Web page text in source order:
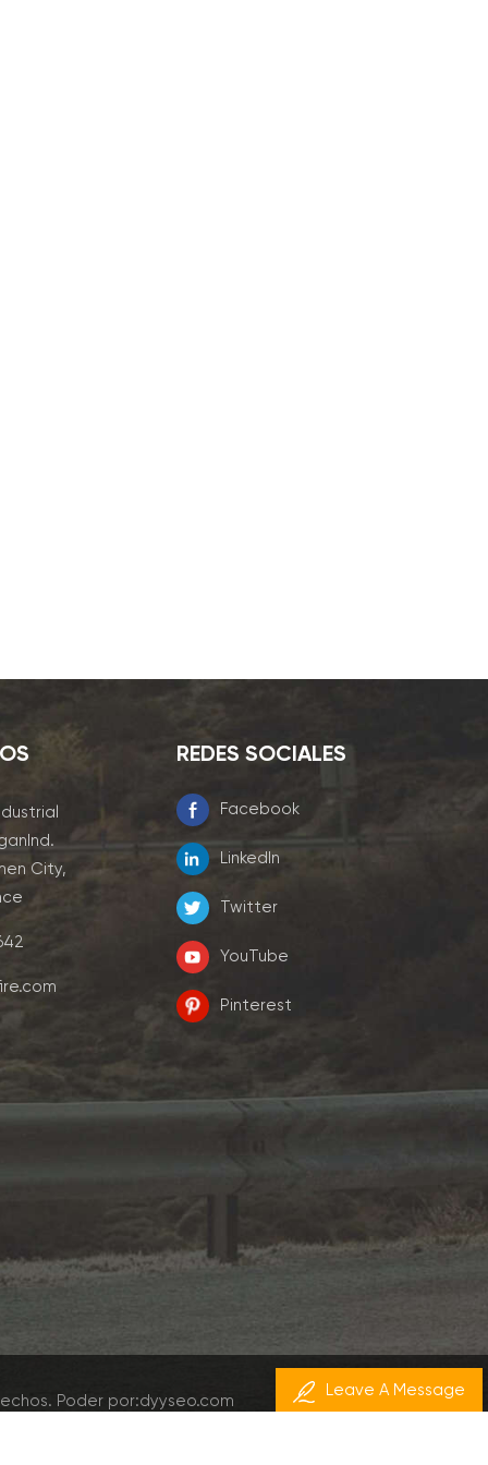
City,
REDES SOCIALES
Facebook
LinkedIn
Twitter
YouTube
Pinterest
Poder por:dyyseo.com
Leave A Message